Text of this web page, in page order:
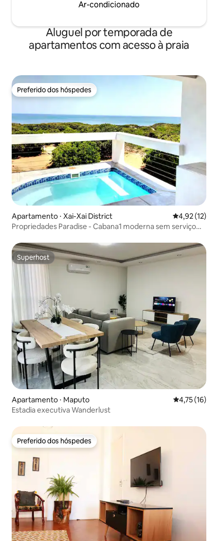
Ar-condicionado
Aluguel por temporada de
apartamentos com acesso à praia
Preferido dos hóspedes
Preferido dos hóspedes
Apartamento ⋅ Xai-Xai District 4,92 de uma
4,92 (12)
Propriedades Paradise - Cabana1 moderna sem serviço
Superhost
Superhost
Apartamento ⋅ Maputo 4,75 de uma
4,75 (16)
Estadia executiva Wanderlust
Preferido dos hóspedes
Preferido dos hóspedes